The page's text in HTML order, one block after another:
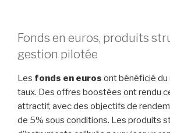
Fonds en euros, produits
gestion pilotée
Les fonds en euros ont bénéficié
taux. Des offres boostées ont rendu
attractif, avec des objectifs de
de 5% sous conditions. Les produits